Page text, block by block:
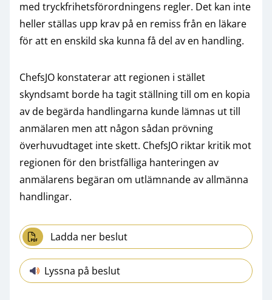
med tryckfrihetsförordningens regler. Det kan inte
heller ställas upp krav på en remiss från en läkare
för att en enskild ska kunna få del av en handling.
ChefsJO konstaterar att regionen i stället
skyndsamt borde ha tagit ställning till om en kopia
av de begärda handlingarna kunde lämnas ut till
anmälaren men att någon sådan prövning
överhuvudtaget inte skett. ChefsJO riktar kritik mot
regionen för den bristfälliga hanteringen av
anmälarens begäran om utlämnande av allmänna
handlingar.
Ladda ner beslut
Lyssna på beslut